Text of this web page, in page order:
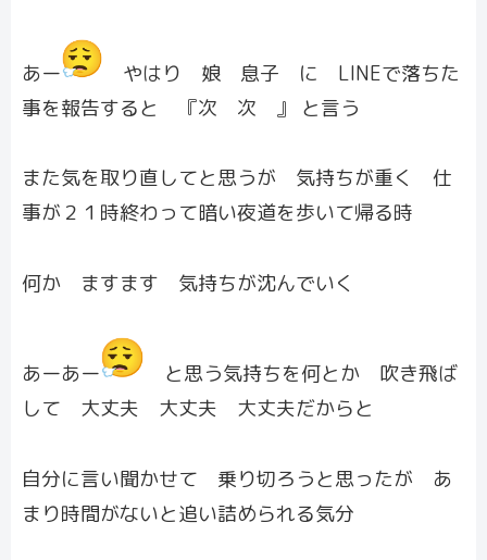
あー
やはり 娘 息子 に LINEで落ちた
事を報告すると 『次 次 』 と言う
また気を取り直してと思うが 気持ちが重く 仕
事が２１時終わって暗い夜道を歩いて帰る時
何か ますます 気持ちが沈んでいく
あーあー
と思う気持ちを何とか 吹き飛ば
して 大丈夫 大丈夫 大丈夫だからと
自分に言い聞かせて 乗り切ろうと思ったが あ
まり時間がないと追い詰められる気分